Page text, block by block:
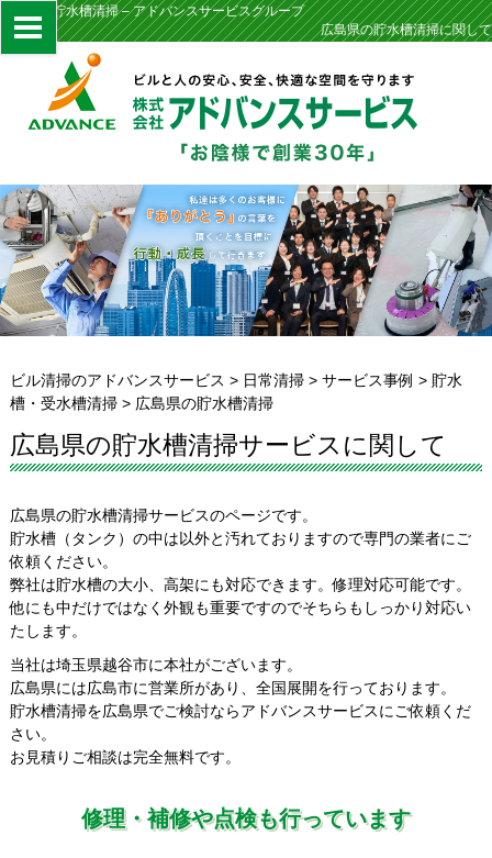
広島県の貯水槽清掃 – アドバンスサービスグループ
広島県の貯水槽清掃に関して
ビル清掃のアドバンスサービス > 日常清掃> サービス事例 > 貯水
槽・受水槽清掃> 広島県の貯水槽清掃
広島県の貯水槽清掃サービスに関して
広島県の貯水槽清掃サービスのページです。
貯水槽（タンク）の中は以外と汚れておりますので専門の業者にご
依頼ください。
弊社は貯水槽の大小、高架にも対応できます。修理対応可能です。
他にも中だけではなく外観も重要ですのでそちらもしっかり対応い
たします。
当社は埼玉県越谷市に本社がございます。
広島県には広島市に営業所があり、全国展開を行っております。
貯水槽清掃を広島県でご検討ならアドバンスサービスにご依頼くだ
さい。
お見積りご相談は完全無料です。
修理・補修や点検も行っています